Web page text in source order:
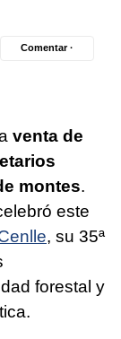
Comentar ·
venta de
montes.
este
, su 35ª
forestal y